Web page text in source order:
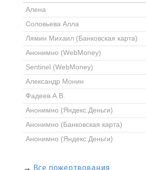
Алена
Соловьева Алла
Лямин Михаил (Банковская карта)
Анонимно (WebMoney)
Sentinel (WebMoney)
Александр Монин
Фадеев А.В.
Анонимно (Яндекс.Деньги)
Анонимно (Банковская карта)
Анонимно (Яндекс.Деньги)
→ Все пожертвования